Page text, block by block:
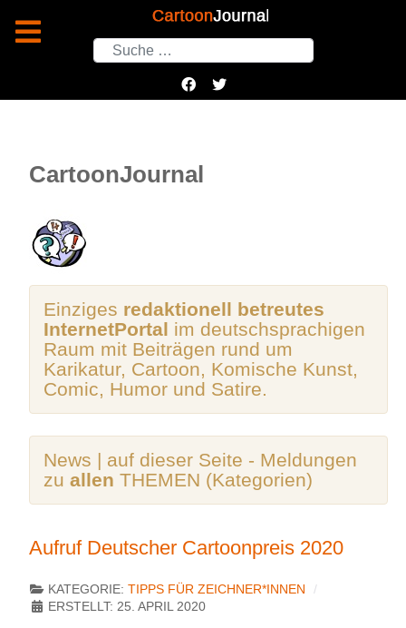
Suchen
CartoonJournal
Einziges redaktionell betreutes
InternetPortal im deutschsprachigen
Raum mit Beiträgen rund um
Karikatur, Cartoon, Komische Kunst,
Comic, Humor und Satire.
News | auf dieser Seite - Meldungen
zu allen THEMEN (Kategorien)
Aufruf Deutscher Cartoonpreis 2020
KATEGORIE: TIPPS FÜR ZEICHNER*INNEN
ERSTELLT: 25. APRIL 2020